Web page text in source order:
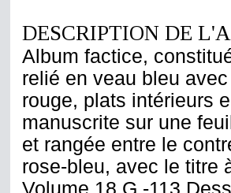
DESCRIPTION DE
Album factice,
relié en veau bleu
rouge, plats intérieurs
manuscrite sur une
et rangée entre le
rose-bleu, avec le titre
Volume 18 G -113